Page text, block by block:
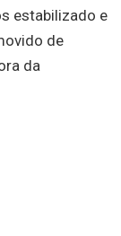
estabilizado e
de
da